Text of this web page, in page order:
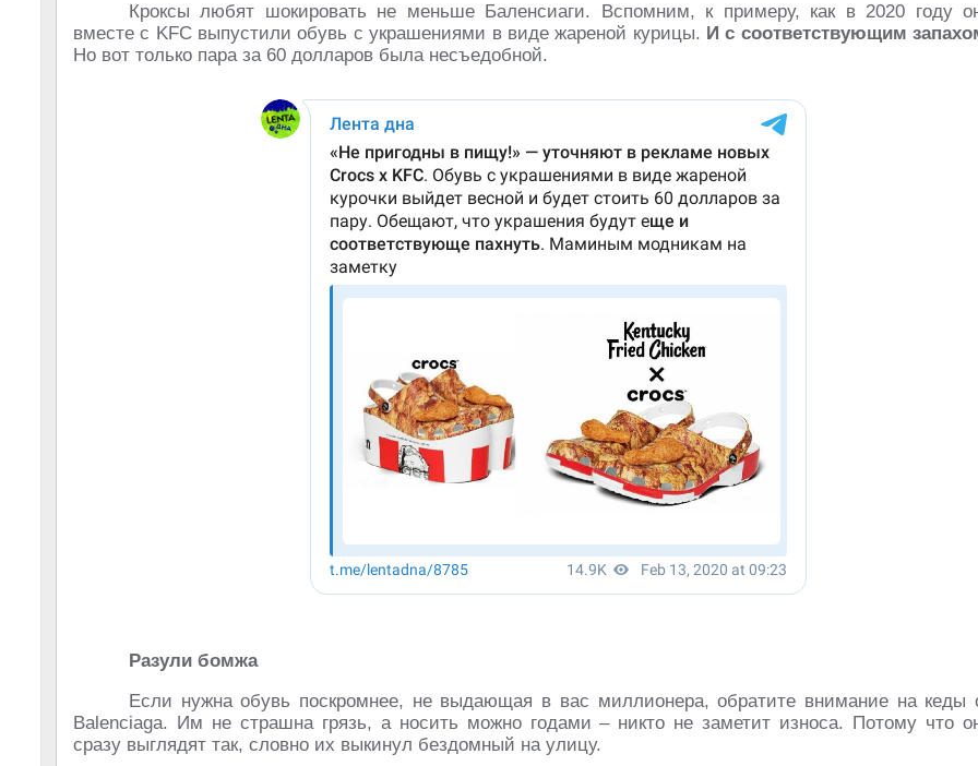
Кроксы любят шокировать не меньше Баленсиаги. Вспомним, к примеру, как в 2020 году
вместе с KFC выпустили обувь с украшениями в виде жареной курицы. И с соответствующим
Но вот только пара за 60 долларов была несъедобной.
Разули бомжа
Если нужна обувь поскромнее, не выдающая в вас миллионера, обратите внимание на кеды
Balenciaga. Им не страшна грязь, а носить можно годами – никто не заметит износа. Потому что
сразу выглядят так, словно их выкинул бездомный на улицу.